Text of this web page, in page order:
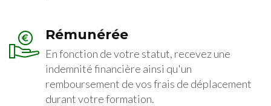
Rémunérée
En fonction de votre statut, recevez une
indemnité financière ainsi qu'un
remboursement de vos frais de déplacement
durant votre formation.